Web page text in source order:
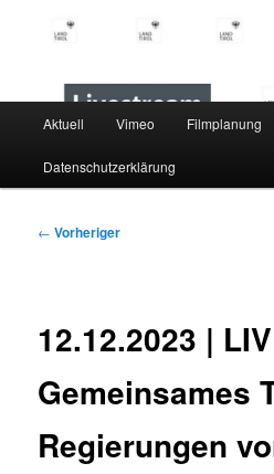
Aktuell Vimeo Filmplanung
Datenschutzerklärung
Beitragsnavigation
← Vorheriger
12.12.2023 |
Gemeinsames
Regierungen